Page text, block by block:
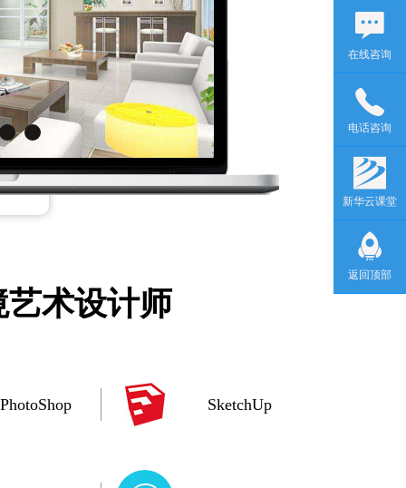
术设计师
PhotoShop SketchUp
在线咨询
电话咨询
新华云课堂
返回顶部